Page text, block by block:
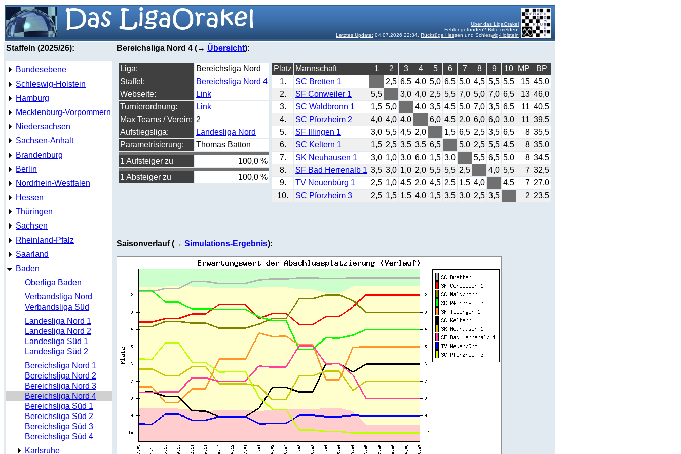
Über das LigaOrakel
Fehler gefunden? Bitte melden!
Letztes Update: 04.07.2026 22:34, Rückzüge Hessen und Schleswig-Holstein
Staffeln (2025/26):
Bundesebene
Schleswig-Holstein
Hamburg
Mecklenburg-Vorpommern
Niedersachsen
Sachsen-Anhalt
Brandenburg
Berlin
Nordrhein-Westfalen
Hessen
Thüringen
Sachsen
Rheinland-Pfalz
Saarland
Baden
Oberliga Baden
Verbandsliga Nord
Verbandsliga Süd
Landesliga Nord 1
Landesliga Nord 2
Landesliga Süd 1
Landesliga Süd 2
Bereichsliga Nord 1
Bereichsliga Nord 2
Bereichsliga Nord 3
Bereichsliga Nord 4
Bereichsliga Süd 1
Bereichsliga Süd 2
Bereichsliga Süd 3
Bereichsliga Süd 4
Karlsruhe
Bereichsliga Nord 4 (→ Übersicht):
Liga:
Bereichsliga Nord
Staffel:
Bereichsliga Nord 4
Webseite:
Link
Turnierordnung:
Link
Max Teams / Verein: 2
Aufstiegsliga:
Landesliga Nord
Parametrisierung:
Thomas Batton
1 Aufsteiger zu
100,0 %
1 Absteiger zu
100,0 %
Platz Mannschaft 1 2 3 4 5 6 7 8 9 10 MP
BP
1.
SC Bretten 1 2,5 6,5 4,0 5,0 6,5 5,0 4,5 5,5 5,5 15 45,0
2.
SF Conweiler 1 5,5 3,0 4,0 2,5 5,5 7,0 5,0 7,0 6,5 13 46,0
3.
SC Waldbronn 1 1,5 5,0 4,0 3,5 4,5 5,0 7,0 3,5 6,5 11 40,5
4.
SC Pforzheim 2 4,0 4,0 4,0 6,0 4,5 2,0 6,0 6,0 3,0 11 39,5
5.
SF Illingen 1 3,0 5,5 4,5 2,0 1,5 6,5 2,5 3,5 6,5 8 35,5
6.
SC Keltern 1 1,5 2,5 3,5 3,5 6,5 5,0 2,5 5,5 4,5 8 35,0
7.
SK Neuhausen 1 3,0 1,0 3,0 6,0 1,5 3,0 5,5 6,5 5,0 8 34,5
8.
SF Bad Herrenalb 1 3,5 3,0 1,0 2,0 5,5 5,5 2,5 4,0 5,5 7 32,5
9.
TV Neuenbürg 1 2,5 1,0 4,5 2,0 4,5 2,5 1,5 4,0 4,5 7 27,0
10.
SC Pforzheim 3 2,5 1,5 1,5 4,0 1,5 3,5 3,0 2,5 3,5 2 23,5
Saisonverlauf (→ Simulations-Ergebnis):